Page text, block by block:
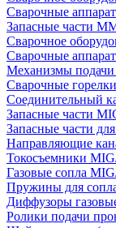
Сварочные
Запасные части
Сварочное
Сварочные
Механизмы
Сварочные
Соединительный
Запасные части
Запасные части
Направляющие
Токосъемники
Газовые сопла
Пружины для
Диффузоры
Ролики подачи